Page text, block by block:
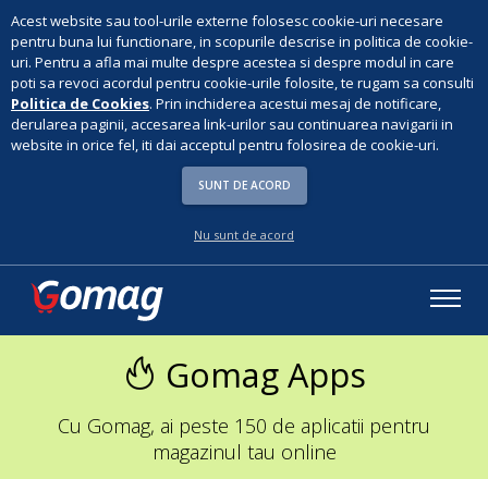
Acest website sau tool-urile externe folosesc cookie-uri necesare
pentru buna lui functionare, in scopurile descrise in politica de cookie-
uri. Pentru a afla mai multe despre acestea si despre modul in care
poti sa revoci acordul pentru cookie-urile folosite, te rugam sa consulti
Politica de Cookies. Prin inchiderea acestui mesaj de notificare,
derularea paginii, accesarea link-urilor sau continuarea navigarii in
website in orice fel, iti dai acceptul pentru folosirea de cookie-uri.
SUNT DE ACORD
Nu sunt de acord
Gomag Apps
Cu Gomag, ai peste 150 de aplicatii pentru
magazinul tau online